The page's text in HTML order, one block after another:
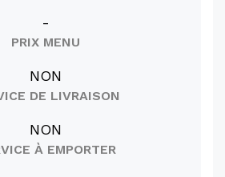
-
PRIX MENU
NON
DE LIVRAISON
NON
À EMPORTER